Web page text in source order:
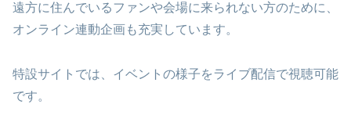
遠方に住んでいるファンや会場に来られない方のために、
オンライン連動企画も充実しています。
特設サイトでは、イベントの様子をライブ配信で視聴可能
です。